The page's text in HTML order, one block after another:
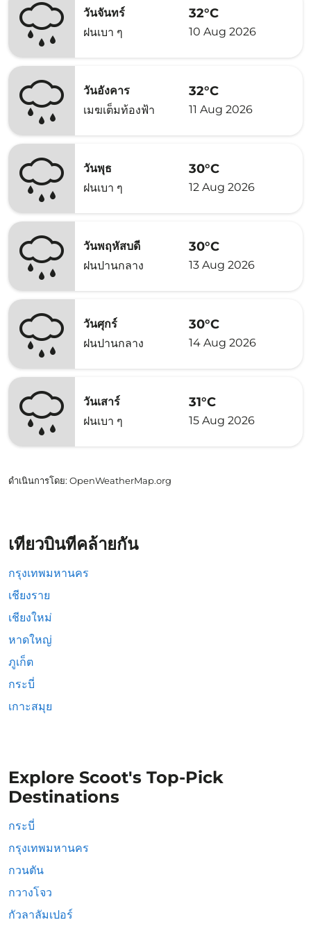
วันจันทร์
ฝนเบา ๆ
32°C
10 Aug 2026
วันอังคาร
เมฆเต็มท้องฟ้า
32°C
11 Aug 2026
วันพุธ
ฝนเบา ๆ
30°C
12 Aug 2026
วันพฤหัสบดี
ฝนปานกลาง
30°C
13 Aug 2026
วันศุกร์
ฝนปานกลาง
30°C
14 Aug 2026
วันเสาร์
ฝนเบา ๆ
31°C
15 Aug 2026
ดำเนินการโดย: OpenWeatherMap.org
เที่ยวบินที่คล้ายกัน
กรุงเทพมหานคร
เชียงราย
เชียงใหม่
หาดใหญ่
ภูเก็ต
กระบี่
เกาะสมุย
Explore Scoot's Top-Pick
Destinations
กระบี่
กรุงเทพมหานคร
กวนตัน
กวางโจว
กัวลาลัมเปอร์